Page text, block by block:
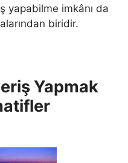
yapabilme imkânı da
biridir.
Yapmak